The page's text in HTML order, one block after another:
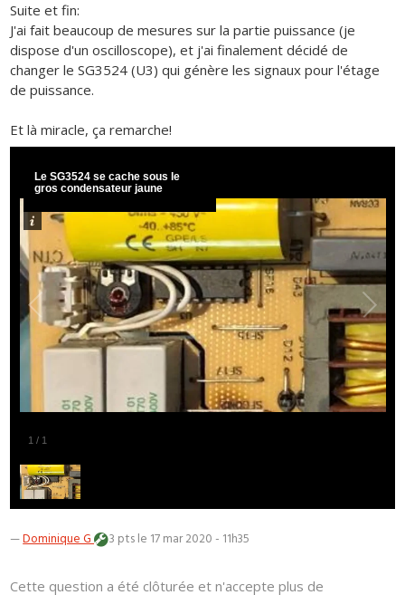
Suite et fin:
J'ai fait beaucoup de mesures sur la partie puissance (je
dispose d'un oscilloscope), et j'ai finalement décidé de
changer le SG3524 (U3) qui génère les signaux pour l'étage
de puissance.
Et là miracle, ça remarche!
1 / 1
Le SG3524 se cache sous le
gros condensateur jaune
—Dominique G 3 ptsle 17 mar 2020 - 11h35
Cette question a été clôturée et n'accepte plus de